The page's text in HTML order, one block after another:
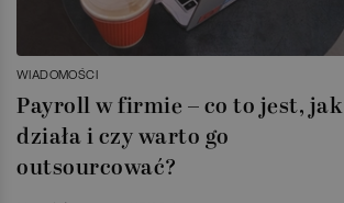
WIADOMOŚCI
Payroll w firmie – co to jest, jak
działa i czy warto go
outsourcować?